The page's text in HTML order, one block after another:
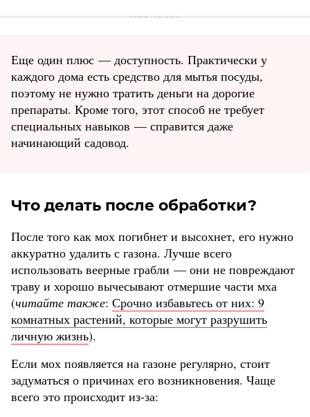
Еще один плюс — доступность. Практически у
каждого дома есть средство для мытья посуды,
поэтому не нужно тратить деньги на дорогие
препараты. Кроме того, этот способ не требует
специальных навыков — справится даже
начинающий садовод.
Что делать после обработки?
После того как мох погибнет и высохнет, его нужно
аккуратно удалить с газона. Лучше всего
использовать веерные грабли — они не повреждают
траву и хорошо вычесывают отмершие части мха
(читайте также: Срочно избавьтесь от них: 9
комнатных растений, которые могут разрушить
личную жизнь).
Если мох появляется на газоне регулярно, стоит
задуматься о причинах его возникновения. Чаще
всего это происходит из-за: